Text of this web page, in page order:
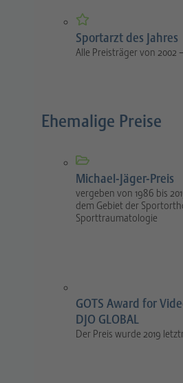
Sportarzt des Jahres
Alle Preisträger von 2002
Ehemalige Preise
Michael-Jäger-Preis
vergeben von 1986 bis
dem Gebiet der
Sporttraumatologie
GOTS Award for
DJO GLOBAL
Der Preis wurde 2019